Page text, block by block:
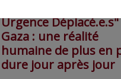
Urgence
Gaza : une réalité
humaine de plus en
dure jour après jour